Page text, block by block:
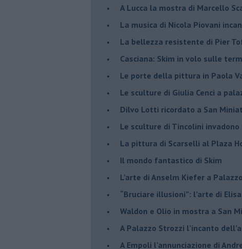
A Lucca la mostra di Marcello
​La musica di Nicola Piovani
​La bellezza resistente di Pier
​Casciana: Skim in volo sulle
​Le porte della pittura in Paola
​Le sculture di Giulia Cenci a
​Dilvo Lotti ricordato a San
​Le sculture di Tincolini
La pittura di Scarselli al Plaza
​Il mondo fantastico di Skim
​L’arte di Anselm Kiefer a
​“Bruciare illusioni”: l’arte di
​Waldon e Olio in mostra a San
​A Palazzo Strozzi l’incanto
​A Empoli l’annunciazione di